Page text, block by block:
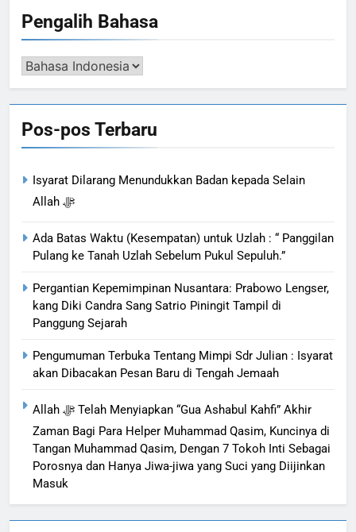
Pengalih Bahasa
Pengalih
Pos-pos Terbaru
Isyarat Dilarang Menundukkan Badan kepada Selain
Allah ﷻ
Ada Batas Waktu (Kesempatan) untuk Uzlah : “ Panggilan
Pulang ke Tanah Uzlah Sebelum Pukul Sepuluh.”
Pergantian Kepemimpinan Nusantara: Prabowo Lengser,
kang Diki Candra Sang Satrio Piningit Tampil di
Panggung Sejarah
Pengumuman Terbuka Tentang Mimpi Sdr Julian : Isyarat
akan Dibacakan Pesan Baru di Tengah Jemaah
Allah ﷻ Telah Menyiapkan “Gua Ashabul Kahfi” Akhir
Zaman Bagi Para Helper Muhammad Qasim, Kuncinya di
Tangan Muhammad Qasim, Dengan 7 Tokoh Inti Sebagai
Porosnya dan Hanya Jiwa-jiwa yang Suci yang Diijinkan
Masuk